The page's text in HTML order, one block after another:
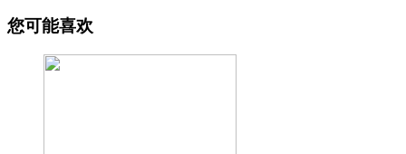
您可能喜欢